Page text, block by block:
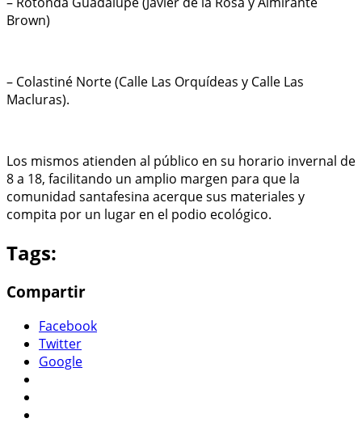
Brown)
– Colastiné Norte (Calle Las Orquídeas y Calle Las
Macluras).
Los mismos atienden al público en su horario invernal de
8 a 18, facilitando un amplio margen para que la
comunidad santafesina acerque sus materiales y
compita por un lugar en el podio ecológico.
Tags:
Compartir
Facebook
Twitter
Google